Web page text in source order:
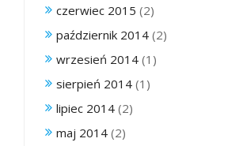
czerwiec 2015 (2)
październik 2014 (2)
wrzesień 2014 (1)
sierpień 2014 (1)
lipiec 2014 (2)
maj 2014 (2)